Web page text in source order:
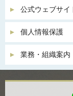
公式ウェブサイ
個人情報保護
業務・組織案内